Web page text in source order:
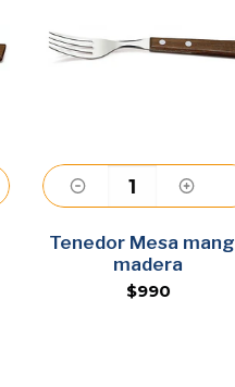
Agregar
Tenedor Mesa mango
madera
$990